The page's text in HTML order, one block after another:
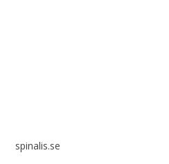
spinalis.se